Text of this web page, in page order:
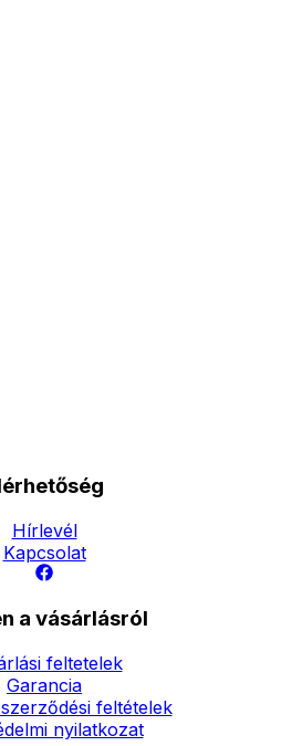
Hírlevél
Kapcsolat
a vásárlásról
feltetelek
Garancia
feltételek
nyilatkozat